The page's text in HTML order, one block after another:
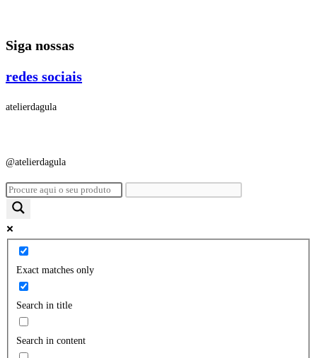
o
Siga nossas
redes sociais
atelierdagula
@atelierdagula
Exact matches only
Search in title
Search in content